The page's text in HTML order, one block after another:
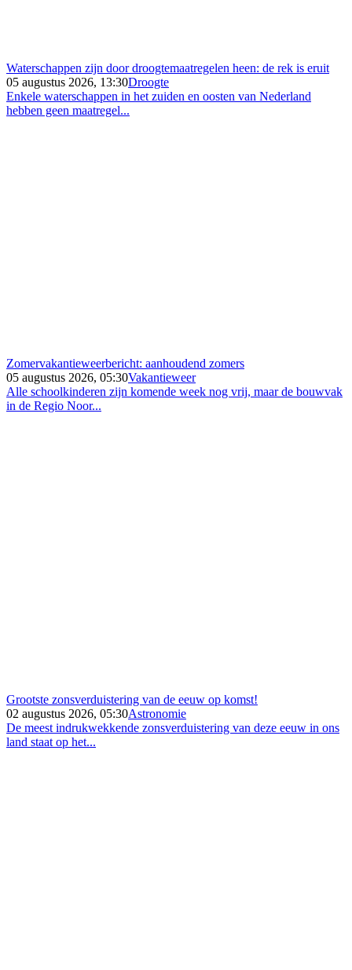
Waterschappen zijn door droogtemaatregelen heen: de rek is eruit
05 augustus 2026, 13:30Droogte
Enkele waterschappen in het zuiden en oosten van Nederland
hebben geen maatregel...
Zomervakantieweerbericht: aanhoudend zomers
05 augustus 2026, 05:30Vakantieweer
Alle schoolkinderen zijn komende week nog vrij, maar de bouwvak
in de Regio Noor...
Grootste zonsverduistering van de eeuw op komst!
02 augustus 2026, 05:30Astronomie
De meest indrukwekkende zonsverduistering van deze eeuw in ons
land staat op het...